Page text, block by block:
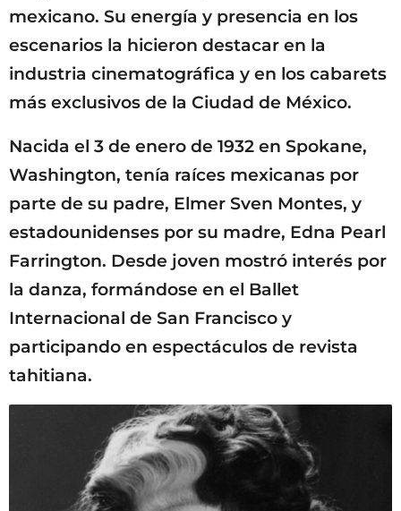
mexicano. Su energía y presencia en los
escenarios la hicieron destacar en la
industria cinematográfica y en los cabarets
más exclusivos de la Ciudad de México.
Nacida el 3 de enero de 1932 en Spokane,
Washington, tenía raíces mexicanas por
parte de su padre, Elmer Sven Montes, y
estadounidenses por su madre, Edna Pearl
Farrington. Desde joven mostró interés por
la danza, formándose en el Ballet
Internacional de San Francisco y
participando en espectáculos de revista
tahitiana.